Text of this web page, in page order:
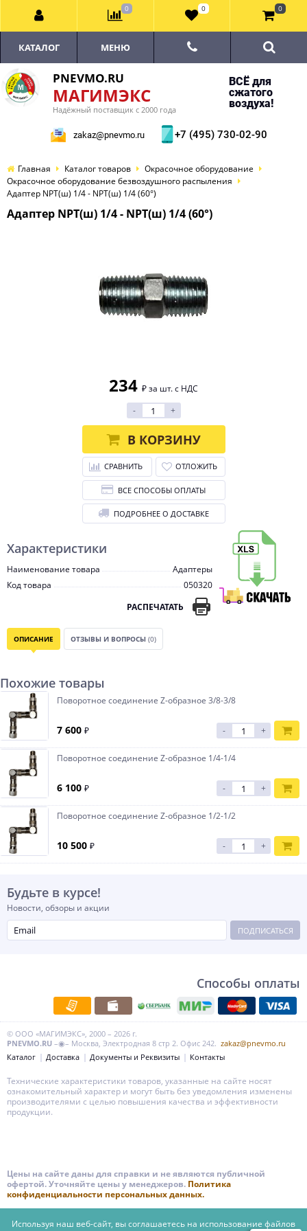
PNEVMO.RU
МАГИМЭКС
Надёжный поставщик с 2000 года
ВСЁ для
сжатого
воздуха!
zakaz@pnevmo.ru +7 (495) 730-02-90
КАТАЛОГ МЕНЮ
Главная Каталог товаров
Окрасочное оборудование
Окрасочное оборудование безвоздушного распыления
Адаптер NPT(ш) 1/4 - NPT(ш) 1/4 (60°)
Адаптер NPT(ш) 1/4 - NPT(ш) 1/4 (60°)
Характеристики
Наименование товара
Адаптеры
Код товара
050320
РАСПЕЧАТАТЬ
234 ₽ за шт. с НДС
-
+
В КОРЗИНУ
СРАВНИТЬ ОТЛОЖИТЬ
ВСЕ СПОСОБЫ ОПЛАТЫ
ПОДРОБНЕЕ О ДОСТАВКЕ
ОПИСАНИЕ ОТЗЫВЫ И ВОПРОСЫ (0)
Похожие товары
Поворотное соединение Z-образное 3/8-3/8
7 600 ₽ - +
Поворотное соединение Z-образное 1/4-1/4
6 100 ₽ - +
Поворотное соединение Z-образное 1/2-1/2
10 500 ₽ - +
Будьте в курсе!
Новости, обзоры и акции
ПОДПИСАТЬСЯ
Способы оплаты
© ООО «МАГИМЭКС», 2000 – 2026 г.
PNEVMO.RU –◉– Москва, Электродная 8 стр 2. Офис 242. zakaz@pnevmo.ru
Каталог
Доставка Документы и Реквизиты Контакты
0 0 0
Технические характеристики товаров, указанные на сайте носят
ознакомительный характер и могут быть без уведомления изменены
производителями с целью повышения качества и эффективности
продукции.
Цены на сайте даны для справки и не являются публичной
офертой. Уточняйте цены у менеджеров. Политика
конфиденциальности персональных данных.
Используя наш веб-сайт, вы соглашаетесь на использование файлов